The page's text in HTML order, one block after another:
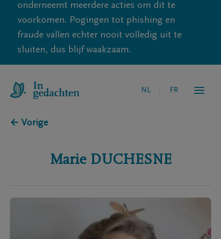
onderneemt meerdere acties om dit te
voorkomen. Pogingen tot phishing en
fraude vallen echter nooit volledig uit te
sluiten, dus blijf waakzaam.
NL FR
← Vorige
Marie DUCHESNE